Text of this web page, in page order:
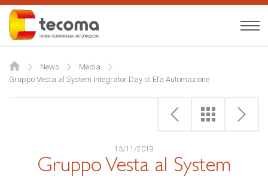
News
News
Media
Gruppo Vesta al System Integrator Day di Efa Automazione
13/11/2019
Gruppo Vesta al System